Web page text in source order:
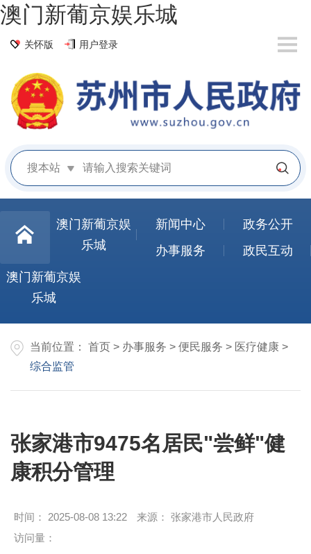
澳门新葡京娱乐城
关怀版 用户登录
搜本站
澳门新葡京娱
乐城
新闻中心
政务公开
办事服务
政民互动
澳门新葡京娱
乐城
当前位置： 首页 > 办事服务 > 便民服务 > 医疗健康 >
综合监管
张家港市9475名居民"尝鲜"健
康积分管理
时间： 2025-08-08 13:22 来源： 张家港市人民政府
访问量：